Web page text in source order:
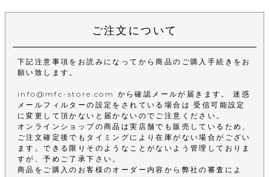
ご注文について
下記注意事項をお読みになってから商品のご購入手続きをお
願い致します。
info@mfc-store.com から確認メールが届きます。 迷惑
メールフィルターの設定をされている場合は 受信可能設定
に変更して頂かないと届かないのでご注意ください。
オンラインショップの商品は実店舗でも販売しているため、
ご注文確定後でもタイミングにより在庫がない場合がござい
ます。できる限りそのようなことがないよう管理しておりま
すが、予めご了承下さい。
商品をご購入のお客様のオーダー内容から弊社の審査によ